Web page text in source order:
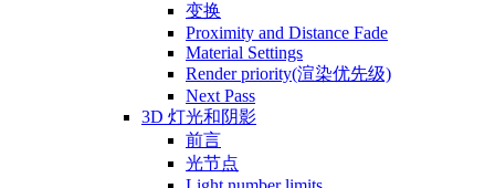
变换
Proximity and Distance Fade
Material Settings
Render priority(渲染优先级)
Next Pass
3D 灯光和阴影
前言
光节点